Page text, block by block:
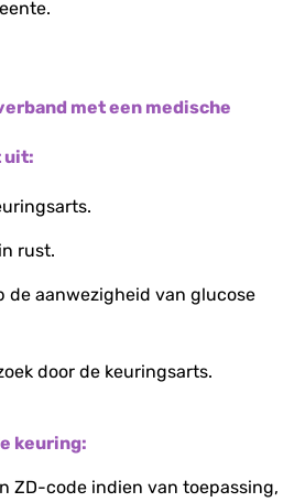
met een medische
uit:
rust.
de aanwezigheid van glucose
door de keuringsarts.
keuring:
ZD-code indien van toepassing,